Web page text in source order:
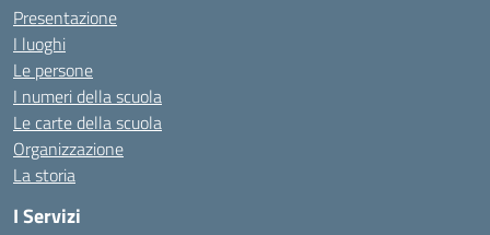
Presentazione
I luoghi
Le persone
I numeri della scuola
Le carte della scuola
Organizzazione
La storia
I Servizi